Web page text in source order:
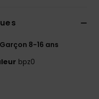
8-16 ans
bpz0